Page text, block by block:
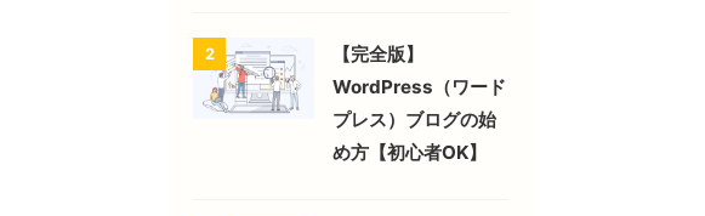
2
【完全版】
WordPress（ワード
プレス）ブログの始
め方【初心者OK】